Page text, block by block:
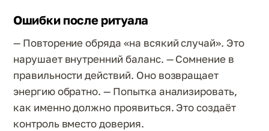
Ошибки после ритуала
— Повторение обряда «на всякий случай». Это
нарушает внутренний баланс. — Сомнение в
правильности действий. Оно возвращает
энергию обратно. — Попытка анализировать,
как именно должно проявиться. Это создаёт
контроль вместо доверия.